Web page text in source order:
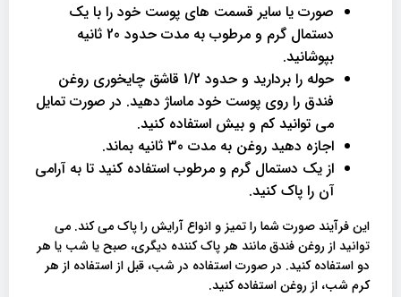
صورت یا سایر قسمت های پوست خود را با یک
دستمال گرم و مرطوب به مدت حدود 20 ثانیه
بپوشانید.
حوله را بردارید و حدود 1/2 قاشق چایخوری روغن
فندق را روی پوست خود ماساژ دهید. در صورت تمایل
می توانید کم و بیش استفاده کنید.
اجازه دهید روغن به مدت 30 ثانیه بماند.
از یک دستمال گرم و مرطوب استفاده کنید تا به آرامی
آن را پاک کنید.
این فرآیند صورت شما را تمیز و انواع آرایش را پاک می کند. می
توانید از روغن فندق مانند هر پاک کننده دیگری، صبح یا شب یا هر
دو استفاده کنید. در صورت استفاده در شب، قبل از استفاده از هر
کرم شب، از روغن استفاده کنید.